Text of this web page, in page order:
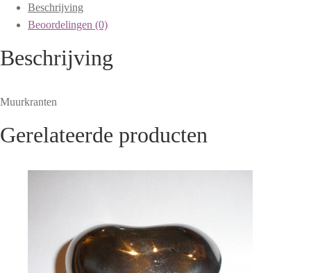
Beschrijving
Beoordelingen (0)
Beschrijving
Muurkranten
Gerelateerde producten